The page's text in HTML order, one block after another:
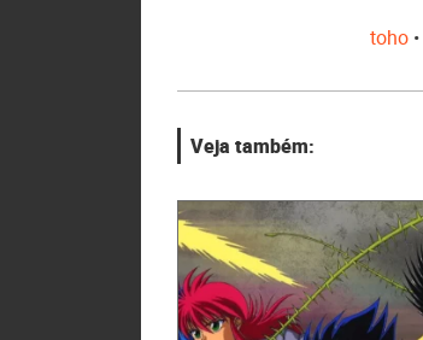
toho •
Veja também: